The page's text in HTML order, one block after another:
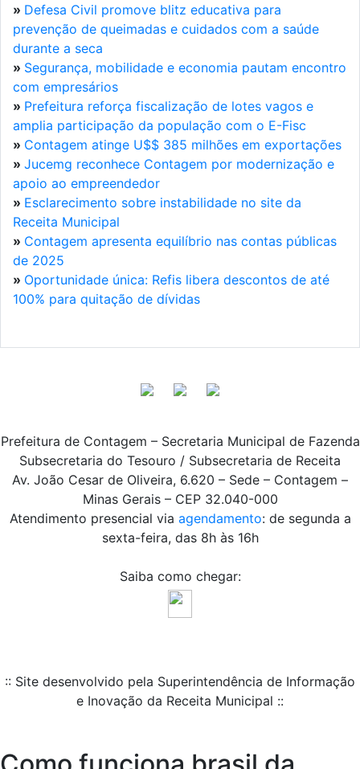
» Defesa Civil promove blitz educativa para
prevenção de queimadas e cuidados com a saúde
durante a seca
» Segurança, mobilidade e economia pautam encontro
com empresários
» Prefeitura reforça fiscalização de lotes vagos e
amplia participação da população com o E-Fisc
» Contagem atinge U$$ 385 milhões em exportações
» Jucemg reconhece Contagem por modernização e
apoio ao empreendedor
» Esclarecimento sobre instabilidade no site da
Receita Municipal
» Contagem apresenta equilíbrio nas contas públicas
de 2025
» Oportunidade única: Refis libera descontos de até
100% para quitação de dívidas
Prefeitura de Contagem – Secretaria Municipal de Fazenda
Subsecretaria do Tesouro / Subsecretaria de Receita
Av. João Cesar de Oliveira, 6.620 – Sede – Contagem –
Minas Gerais – CEP 32.040-000
Atendimento presencial via agendamento: de segunda a
sexta-feira, das 8h às 16h
Saiba como chegar:
:: Site desenvolvido pela Superintendência de Informação
e Inovação da Receita Municipal ::